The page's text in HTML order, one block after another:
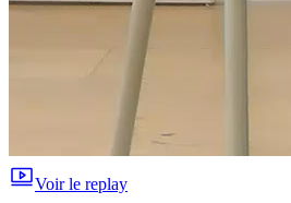
Voir le replay